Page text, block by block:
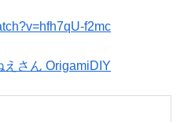
f2mc
えさん OrigamiDIY